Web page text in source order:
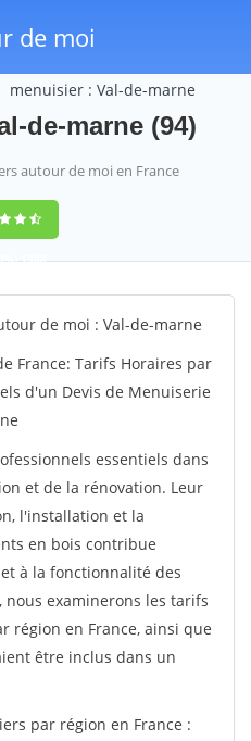
de moi
menuisier : Val-de-marne
de-marne (94)
autour de moi en France
1388
de moi : Val-de-marne
France: Tarifs Horaires par
d'un Devis de Menuiserie
essentiels dans
et de la rénovation. Leur
l'installation et la
en bois contribue
à la fonctionnalité des
examinerons les tarifs
région en France, ainsi que
être inclus dans un
par région en France :